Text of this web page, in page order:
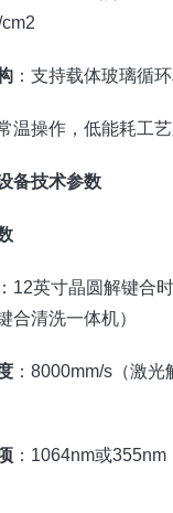
：支持载体玻璃循
温操作，低能耗工
备技术参数
：12英寸晶圆解键合
合清洗一体机）
：8000mm/s（激
：1064nm或